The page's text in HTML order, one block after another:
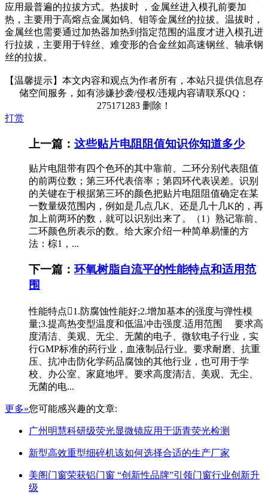
应用最普遍的拉拔方式。热拔时 ，金属丝进入模孔前要加
热，主要用于高熔点金属如钨、钼等金属丝的拉拔。温拔时，
金属丝也需要通过加热器加热到指定范围的温度才进入模孔进
行拉拔，主要用于锌丝、难变形的合金丝如高速钢丝、轴承钢
丝的拉拔。
【温馨提示】本文内容和观点为作者所有，本站只提供信息存
储空间服务，如有涉嫌抄袭/侵权/违规内容请联系QQ：
275171283 删除！
打赏
上一篇： 这些贴片电阻阻值知识你知道多少
贴片电阻带有四个色环的其中靠前、二环分别代表阻值
的前两位数；第三环代表倍率；第四环代表误差。识别
的关键在于根据第三环的颜色把贴片电阻阻值确定在某
一数量级范围内，例如是几点几K、还是几十几K的，再
加上前两环的数，就可以识别出来了。（1）熟记靠前、
二环颜色所表示的数。给大家介绍一种简单易懂的方
法：棕1，...
下一篇：环氧树脂自流平的性能特点和适用范
围
性能特点1.防腐蚀性能好;2.增加基本的强度与弹性模
量;3.提高热变型温度和低温冲击强度.适用范围 要求高
度清洁、美观、无尘、无菌的电子、微软电子行业，实
行GMP标准的药行业，血液制品行业。要求耐磨、抗重
压、抗冲击防化学药品腐蚀的其他行业，也可用于学
校、办公室、家庭地坪。要求高度清洁、美观、无尘、
无菌的电...
更多»您可能感兴趣的文章:
广州明慧科研级荧光显微镜应用于沥青荧光检测
新型高效重型细碎机该如何选择合适的生产厂家
美阁门窗荣获铝门窗 “创新性品牌”引领门窗行业创新升
级